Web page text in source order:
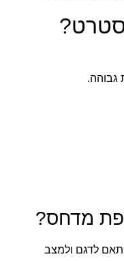
סטרט?
גבוהה.
מדחס?
לדגם ולמצב